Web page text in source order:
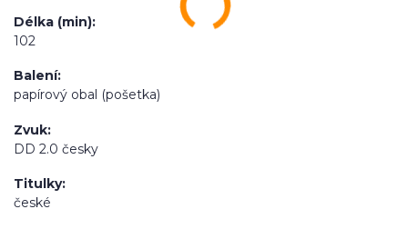
Délka (min)
102
Balení
papírový obal (pošetka)
Zvuk
DD 2.0 česky
Titulky
české